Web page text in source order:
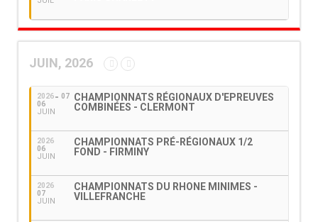
JUIN, 2026
2026
06
JUIN
07
CHAMPIONNATS RÉGIONAUX D'EPREUVES
COMBINÉES - CLERMONT
2026
06
JUIN
CHAMPIONNATS PRÉ-RÉGIONAUX 1/2
FOND - FIRMINY
2026
07
JUIN
CHAMPIONNATS DU RHONE MINIMES -
VILLEFRANCHE